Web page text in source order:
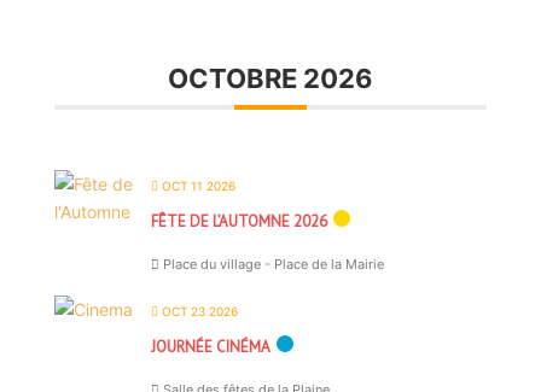
OCTOBRE 2026
OCT 11 2026
FÊTE DE L’AUTOMNE 2026
Place du village - Place de la Mairie
OCT 23 2026
JOURNÉE CINÉMA